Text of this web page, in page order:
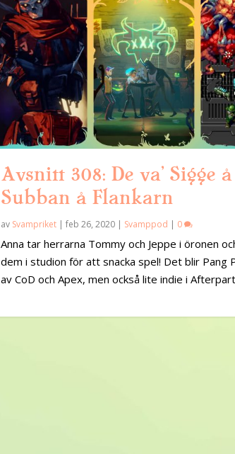
Avsnitt 308: De va’ Sigge å
Subban å Flankarn
av Svampriket| feb 26, 2020| Svamppod | 0
Anna tar herrarna Tommy och Jeppe i öronen
dem i studion för att snacka spel! Det blir Pang
av CoD och Apex, men också lite indie i